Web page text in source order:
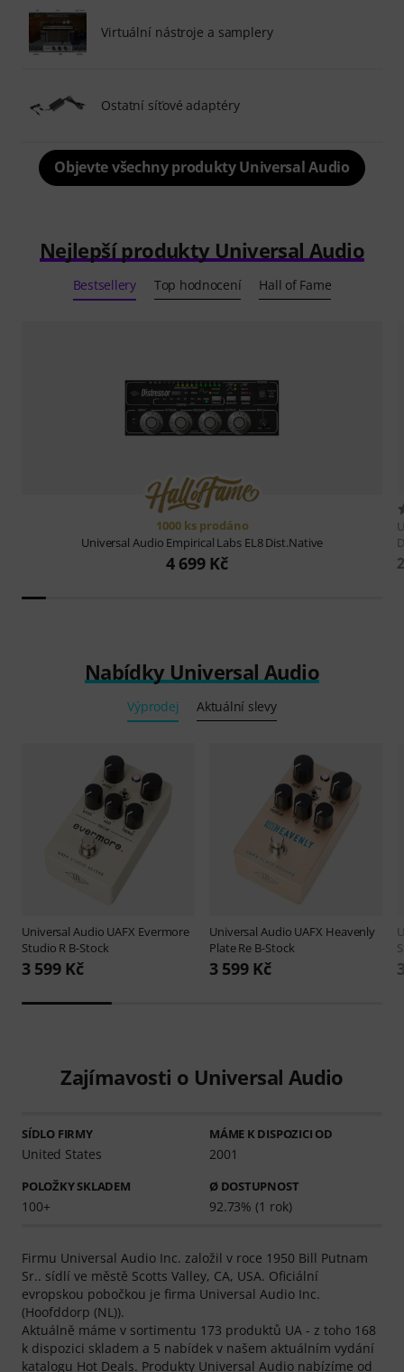
Virtuální nástroje a samplery
Ostatní síťové adaptéry
Objevte všechny produkty Universal Audio
Nejlepší produkty Universal Audio
Bestsellery Top hodnocení Hall of Fame
1000 ks prodáno
Universal Audio Empirical Labs EL8 Dist.Native
4 699 Kč
Nabídky Universal Audio
Výprodej Aktuální slevy
Universal Audio UAFX Evermore
Studio R B-Stock
3 599 Kč
Universal Audio UAFX Heavenly
Plate Re B-Stock
3 599 Kč
Zajímavosti o Universal Audio
SÍDLO FIRMY
United States
MÁME K DISPOZICI OD
2001
POLOŽKY SKLADEM
100+
Ø DOSTUPNOST
92.73% (1 rok)
Firmu Universal Audio Inc. založil v roce 1950 Bill Putnam
Sr.. sídlí ve městě Scotts Valley, CA, USA. Oficiální
evropskou pobočkou je firma Universal Audio Inc.
(Hoofddorp (NL)).
Aktuálně máme v sortimentu 173 produktů UA - z toho 168
k dispozici skladem a 5 nabídek v našem aktuálním vydání
katalogu Hot Deals. Produkty Universal Audio nabízíme od